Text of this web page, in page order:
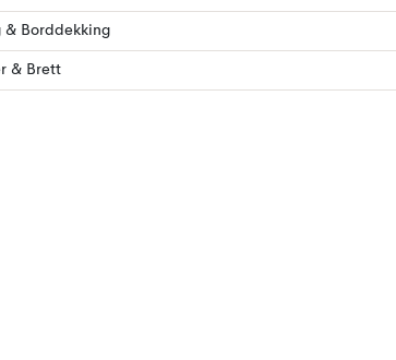
& Borddekking
& Brett